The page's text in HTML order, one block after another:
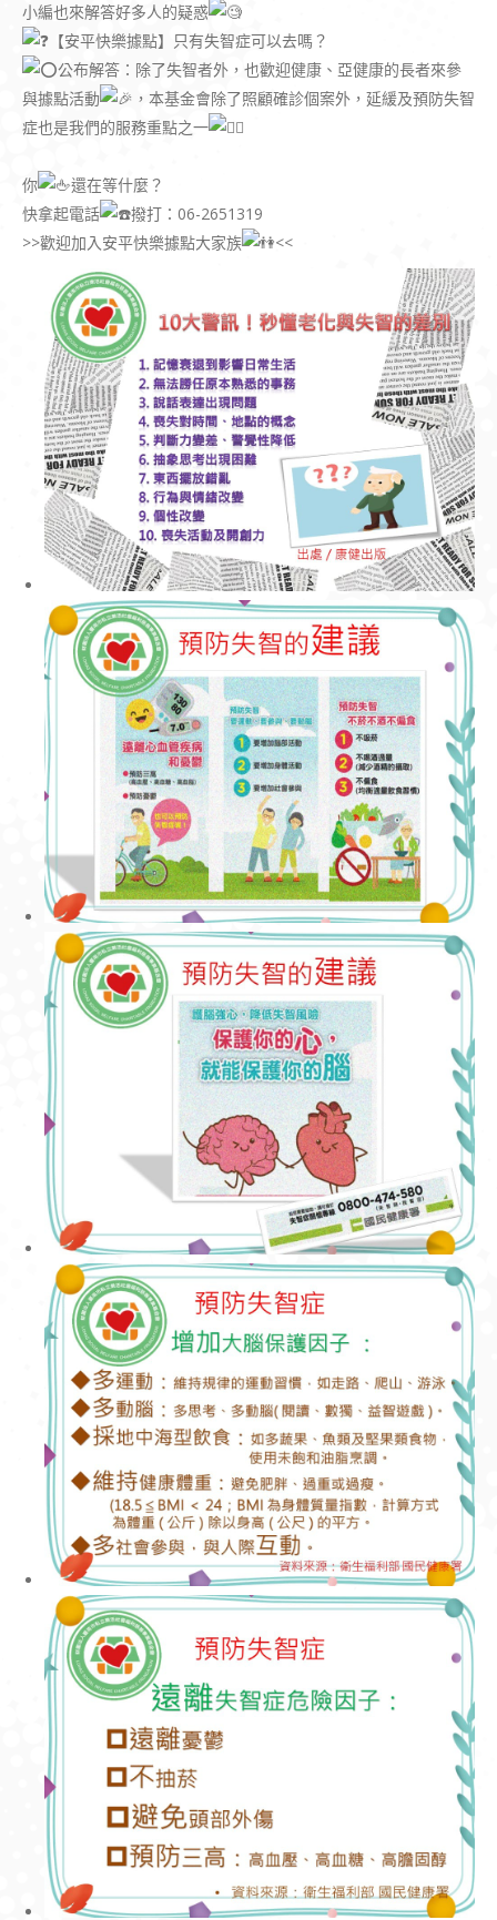
小編也來解答好多人的疑惑
【安平快樂據點】只有失智症可以去嗎？
公布解答：除了失智者外，也歡迎健康、亞健康的長者來參
與據點活動
，本基金會除了照顧確診個案外，延緩及預防失智
症也是我們的服務重點之一
你
還在等什麼？
快拿起電話
撥打：06-2651319
>>歡迎加入安平快樂據點大家族
<<